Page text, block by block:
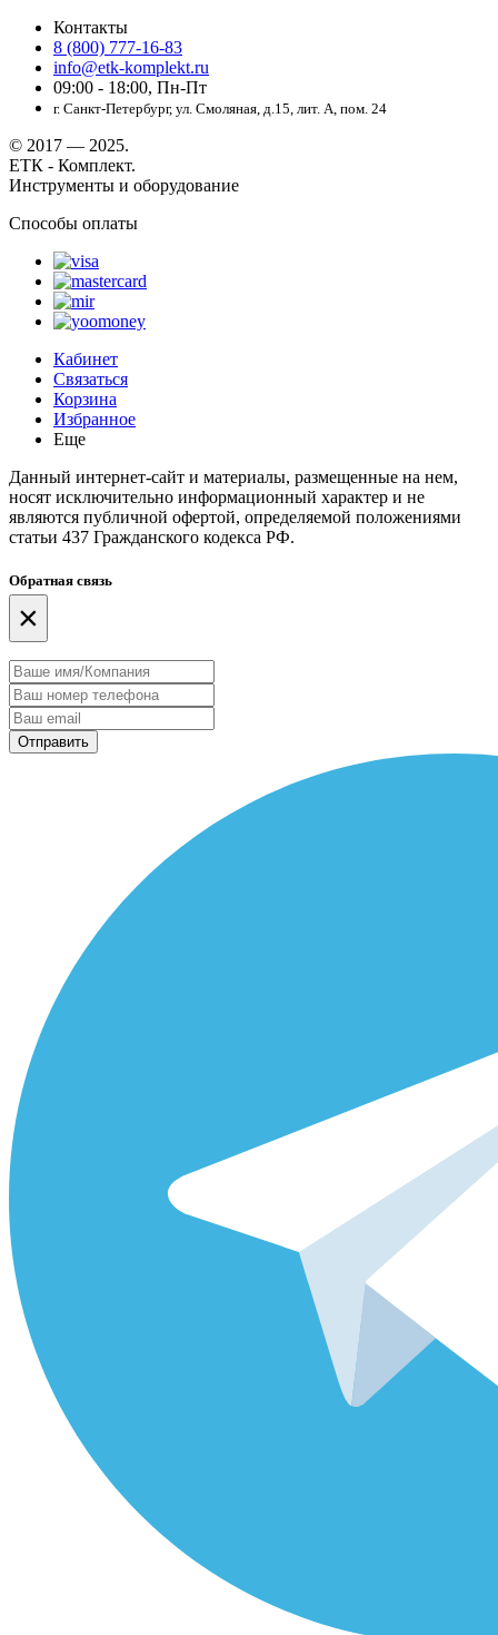
Контакты
8 (800) 777-16-83
info@etk-komplekt.ru
09:00 - 18:00, Пн-Пт
г. Санкт-Петербург, ул. Смоляная, д.15, лит. А, пом. 24
© 2017 — 2025.
ЕТК - Комплект.
Инструменты и оборудование
Способы оплаты
Кабинет
Связаться
Корзина
Избранное
Еще
Данный интернет-сайт и материалы, размещенные на нем,
носят исключительно информационный характер и не
являются публичной офертой, определяемой положениями
статьи 437 Гражданского кодекса РФ.
Обратная связь
×
Отправить